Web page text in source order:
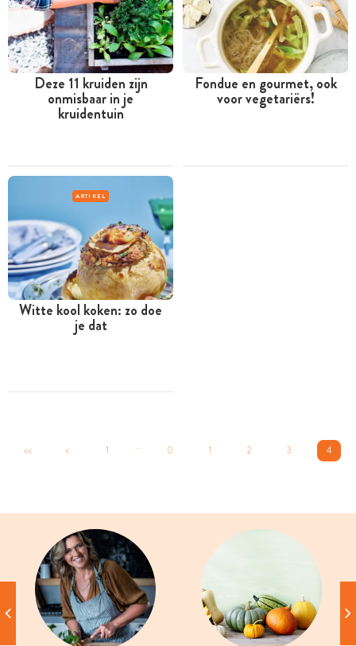
Deze 11 kruiden zijn
onmisbaar in je
kruidentuin
Fondue en gourmet, ook
voor vegetariërs!
ARTIKEL
Witte kool koken: zo doe
je dat
<< < 1 ... 0 1 2 3 4